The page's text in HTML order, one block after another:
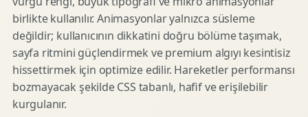
birlikte kullanılır. Animasyonlar yalnızca süsleme
değildir; kullanıcının dikkatini doğru bölüme taşımak,
sayfa ritmini güçlendirmek ve premium algıyı kesintisiz
hissettirmek için optimize edilir. Hareketler performansı
bozmayacak şekilde CSS tabanlı, hafif ve erişilebilir
kurgulanır.